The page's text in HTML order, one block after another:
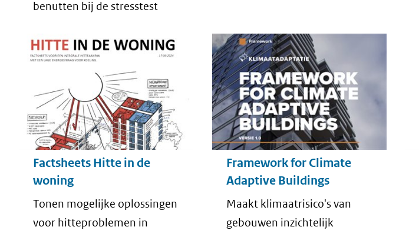
benutten bij de stresstest
Factsheets Hitte in de
woning
Tonen mogelijke oplossingen
voor hitteproblemen in
Framework for Climate
Adaptive Buildings
Maakt klimaatrisico's van
gebouwen inzichtelijk